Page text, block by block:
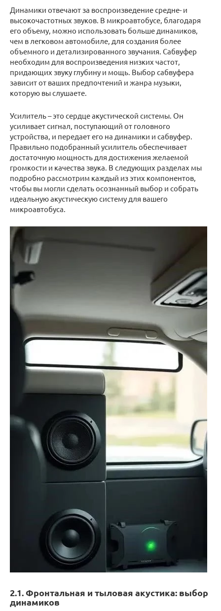
Динамики отвечают за воспроизведение средне- и
высокочастотных звуков. В микроавтобусе, благодаря
его объему, можно использовать больше динамиков,
чем в легковом автомобиле, для создания более
объемного и детализированного звучания. Сабвуфер
необходим для воспроизведения низких частот,
придающих звуку глубину и мощь. Выбор сабвуфера
зависит от ваших предпочтений и жанра музыки,
которую вы слушаете.
Усилитель – это сердце акустической системы. Он
усиливает сигнал, поступающий от головного
устройства, и передает его на динамики и сабвуфер.
Правильно подобранный усилитель обеспечивает
достаточную мощность для достижения желаемой
громкости и качества звука. В следующих разделах мы
подробно рассмотрим каждый из этих компонентов,
чтобы вы могли сделать осознанный выбор и собрать
идеальную акустическую систему для вашего
микроавтобуса.
2.1. Фронтальная и тыловая акустика: выбор
динамиков